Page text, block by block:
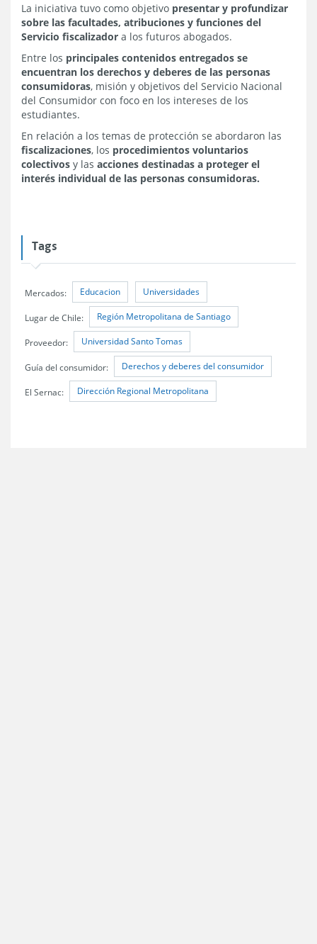
La iniciativa tuvo como objetivo presentar y profundizar
sobre las facultades, atribuciones y funciones del
Servicio fiscalizador a los futuros abogados.
Entre los principales contenidos entregados se
encuentran los derechos y deberes de las personas
consumidoras, misión y objetivos del Servicio Nacional
del Consumidor con foco en los intereses de los
estudiantes.
En relación a los temas de protección se abordaron las
fiscalizaciones, los procedimientos voluntarios
colectivos y las acciones destinadas a proteger el
interés individual de las personas consumidoras.
Tags
Mercados: Educacion Universidades
Lugar de Chile: Región Metropolitana de Santiago
Proveedor: Universidad Santo Tomas
Guía del consumidor: Derechos y deberes del consumidor
El Sernac: Dirección Regional Metropolitana